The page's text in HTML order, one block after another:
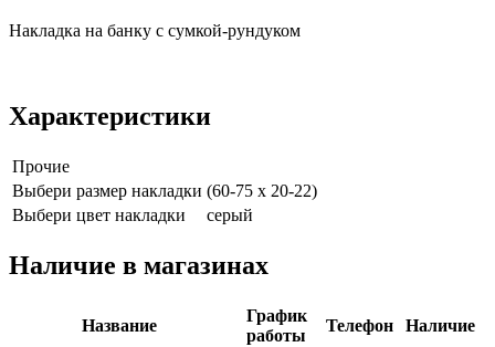
Накладка на банку с сумкой-рундуком
Характеристики
Прочие
Выбери размер накладки (60-75 х 20-22)
Выбери цвет накладки
серый
Наличие в магазинах
Название
График
работы
Телефон
Наличие